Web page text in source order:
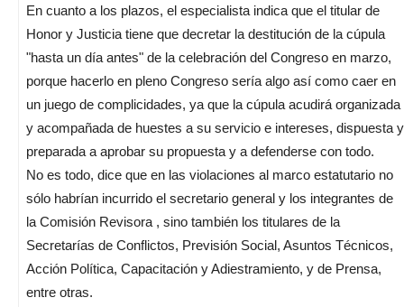
En cuanto a los plazos, el especialista indica que el titular de
Honor y Justicia tiene que decretar la destitución de la cúpula
"hasta un día antes" de la celebración del Congreso en marzo,
porque hacerlo en pleno Congreso sería algo así como caer en
un juego de complicidades, ya que la cúpula acudirá organizada
y acompañada de huestes a su servicio e intereses, dispuesta y
preparada a aprobar su propuesta y a defenderse con todo.
No es todo, dice que en las violaciones al marco estatutario no
sólo habrían incurrido el secretario general y los integrantes de
la Comisión Revisora , sino también los titulares de la
Secretarías de Conflictos, Previsión Social, Asuntos Técnicos,
Acción Política, Capacitación y Adiestramiento, y de Prensa,
entre otras.